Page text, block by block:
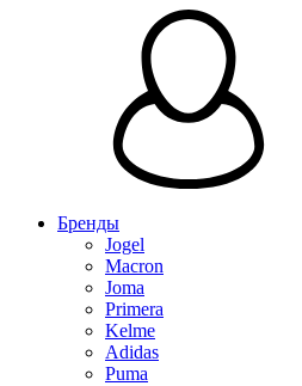
Бренды
Jogel
Macron
Joma
Primera
Kelme
Adidas
Puma
Таблица размеров